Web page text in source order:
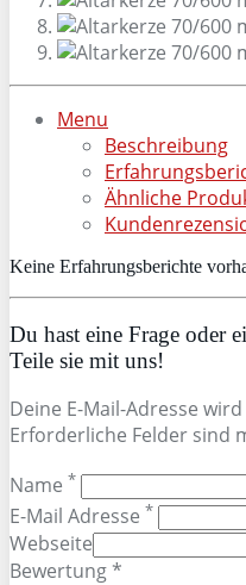
Menu
Beschreibung
Ähnliche
Keine Erfahrungsberichte
Du hast eine Frage oder
Teile sie mit uns!
Deine E-Mail-Adresse
Erforderliche Felder sind
Name *
E-Mail Adresse *
Webseite
Bewertung *